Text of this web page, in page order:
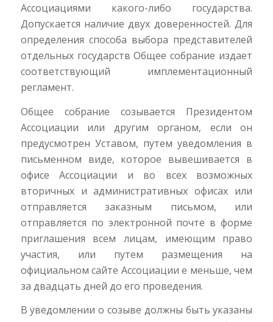
Ассоциациями какого-либо государства.
Допускается наличие двух доверенностей. Для
определения способа выбора представителей
отдельных государств Общее собрание издает
соответствующий имплементационный
регламент.
Общее собрание созывается Президентом
Ассоциации или другим органом, если он
предусмотрен Уставом, путем уведомления в
письменном виде, которое вывешивается в
офисе Ассоциации и во всех возможных
вторичных и административных офисах или
отправляется заказным письмом, или
отправляется по электронной почте в форме
приглашения всем лицам, имеющим право
участия, или путем размещения на
официальном сайте Ассоциации е меньше, чем
за двадцать дней до его проведения.
В уведомлении о созыве должны быть указаны